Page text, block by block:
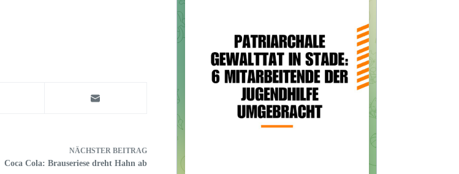
NÄCHSTER BEITRAG
Coca Cola: Brauseriese dreht Hahn ab